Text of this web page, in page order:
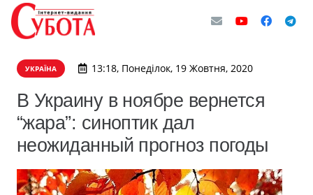
УКРАЇНА 13:18, Понеділок, 19 Жовтня, 2020
В Украину в ноябре вернется
“жара”: синоптик дал
неожиданный прогноз погоды